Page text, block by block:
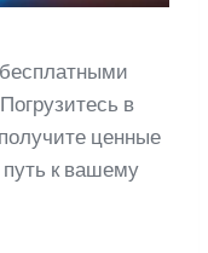
в
ценные
к вашему